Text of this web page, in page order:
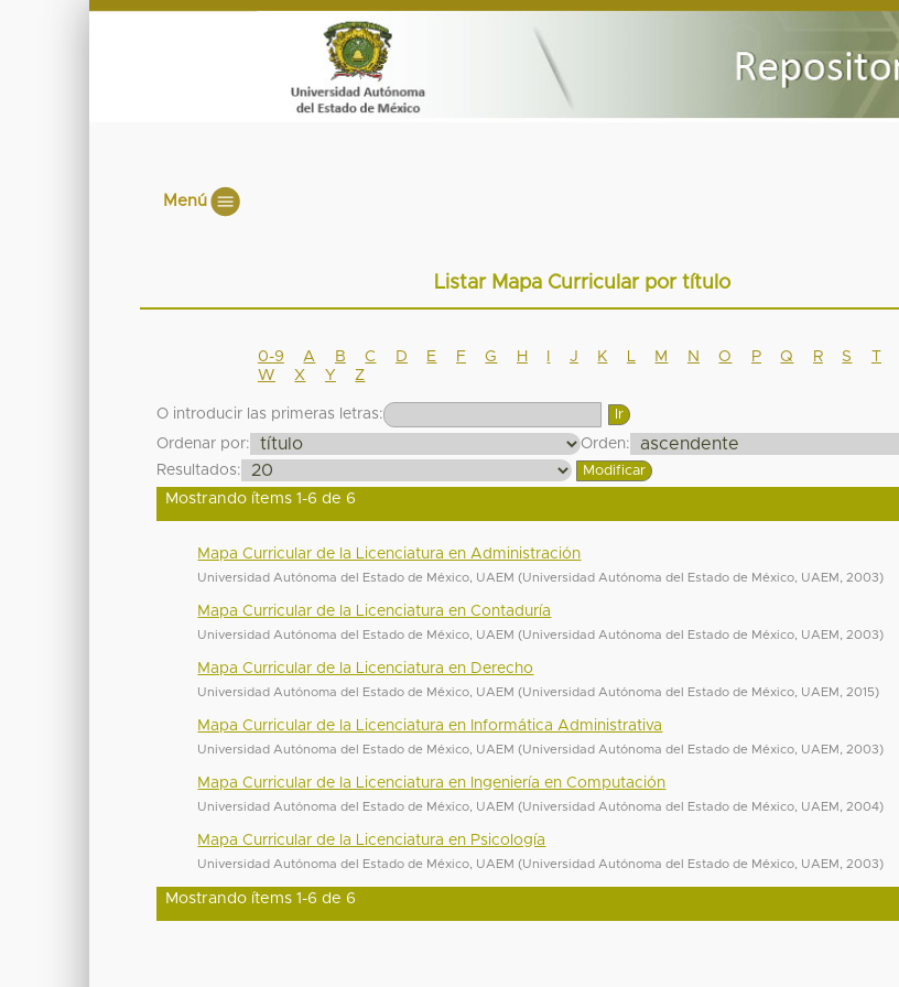
Menú
Listar Mapa Curricular por título
0-9 A B C D E F G H J K M N O P Q R S T
W
X Y Z
O introducir las primeras letras:
Ordenar por:
Orden:
Resultados:
Mostrando ítems 1-6 de 6
Mapa Curricular de la Licenciatura en Administración
Universidad Autónoma del Estado de México, UAEM (Universidad Autónoma del Estado de México, UAEM 2003)
Mapa Curricular de la Licenciatura en Contaduría
Universidad Autónoma del Estado de México, UAEM (Universidad Autónoma del Estado de México, UAEM 2003)
Mapa Curricular de la Licenciatura en Derecho
Universidad Autónoma del Estado de México, UAEM (Universidad Autónoma del Estado de México, UAEM 2015)
Mapa Curricular de la Licenciatura en Informática Administrativa
Universidad Autónoma del Estado de México, UAEM (Universidad Autónoma del Estado de México, UAEM 2003)
Mapa Curricular de la Licenciatura en Ingeniería en Computación
Universidad Autónoma del Estado de México, UAEM (Universidad Autónoma del Estado de México, UAEM 2004)
Mapa Curricular de la Licenciatura en Psicología
Universidad Autónoma del Estado de México, UAEM (Universidad Autónoma del Estado de México, UAEM 2003)
Mostrando ítems 1-6 de 6